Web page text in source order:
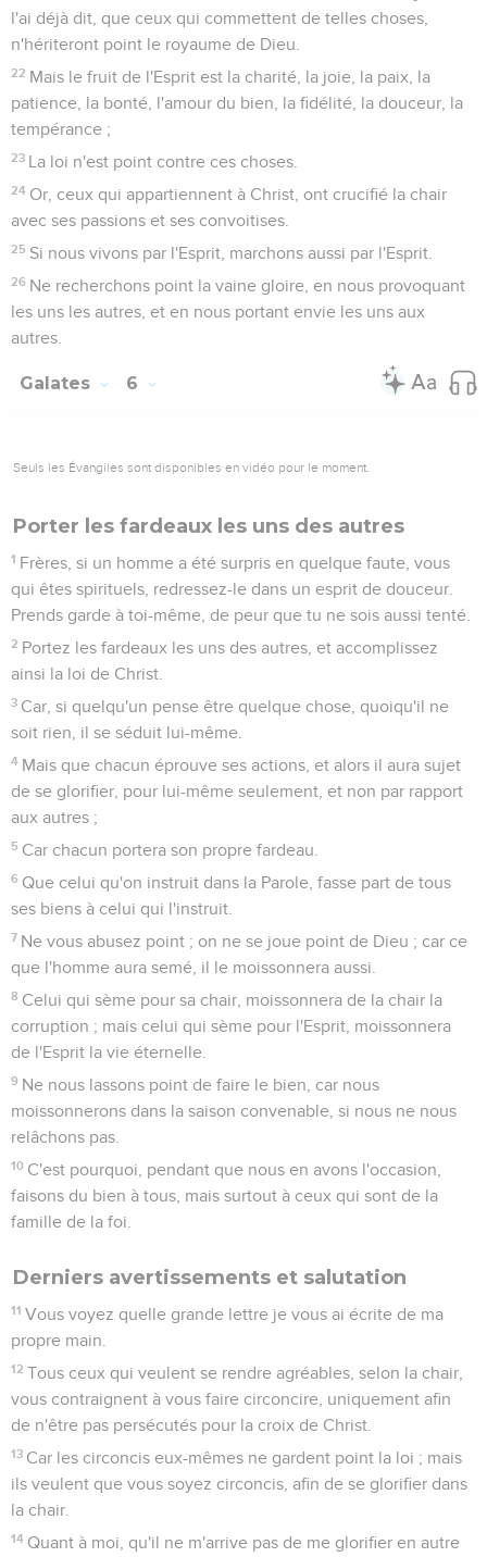
l'ai déjà dit, que ceux qui commettent de telles choses,
n'hériteront point le royaume de Dieu.
22 Mais le fruit de l'Esprit est la charité, la joie, la paix, la
patience, la bonté, l'amour du bien, la fidélité, la douceur, la
tempérance ;
23 La loi n'est point contre ces choses.
24 Or, ceux qui appartiennent à Christ, ont crucifié la chair
avec ses passions et ses convoitises.
25 Si nous vivons par l'Esprit, marchons aussi par l'Esprit.
26 Ne recherchons point la vaine gloire, en nous provoquant
les uns les autres, et en nous portant envie les uns aux
autres.
Galates 6
Seuls les Évangiles sont disponibles en vidéo pour le moment.
Porter les fardeaux les uns des autres
1 Frères, si un homme a été surpris en quelque faute, vous
qui êtes spirituels, redressez-le dans un esprit de douceur.
Prends garde à toi-même, de peur que tu ne sois aussi tenté.
2 Portez les fardeaux les uns des autres, et accomplissez
ainsi la loi de Christ.
3 Car, si quelqu'un pense être quelque chose, quoiqu'il ne
soit rien, il se séduit lui-même.
4 Mais que chacun éprouve ses actions, et alors il aura sujet
de se glorifier, pour lui-même seulement, et non par rapport
aux autres ;
5 Car chacun portera son propre fardeau.
6 Que celui qu'on instruit dans la Parole, fasse part de tous
ses biens à celui qui l'instruit.
7 Ne vous abusez point ; on ne se joue point de Dieu ; car ce
que l'homme aura semé, il le moissonnera aussi.
8 Celui qui sème pour sa chair, moissonnera de la chair la
corruption ; mais celui qui sème pour l'Esprit, moissonnera
de l'Esprit la vie éternelle.
9 Ne nous lassons point de faire le bien, car nous
moissonnerons dans la saison convenable, si nous ne nous
relâchons pas.
10 C'est pourquoi, pendant que nous en avons l'occasion,
faisons du bien à tous, mais surtout à ceux qui sont de la
famille de la foi.
Derniers avertissements et salutation
11 Vous voyez quelle grande lettre je vous ai écrite de ma
propre main.
12 Tous ceux qui veulent se rendre agréables, selon la chair,
vous contraignent à vous faire circoncire, uniquement afin
de n'être pas persécutés pour la croix de Christ.
13 Car les circoncis eux-mêmes ne gardent point la loi ; mais
ils veulent que vous soyez circoncis, afin de se glorifier dans
la chair.
14 Quant à moi, qu'il ne m'arrive pas de me glorifier en autre